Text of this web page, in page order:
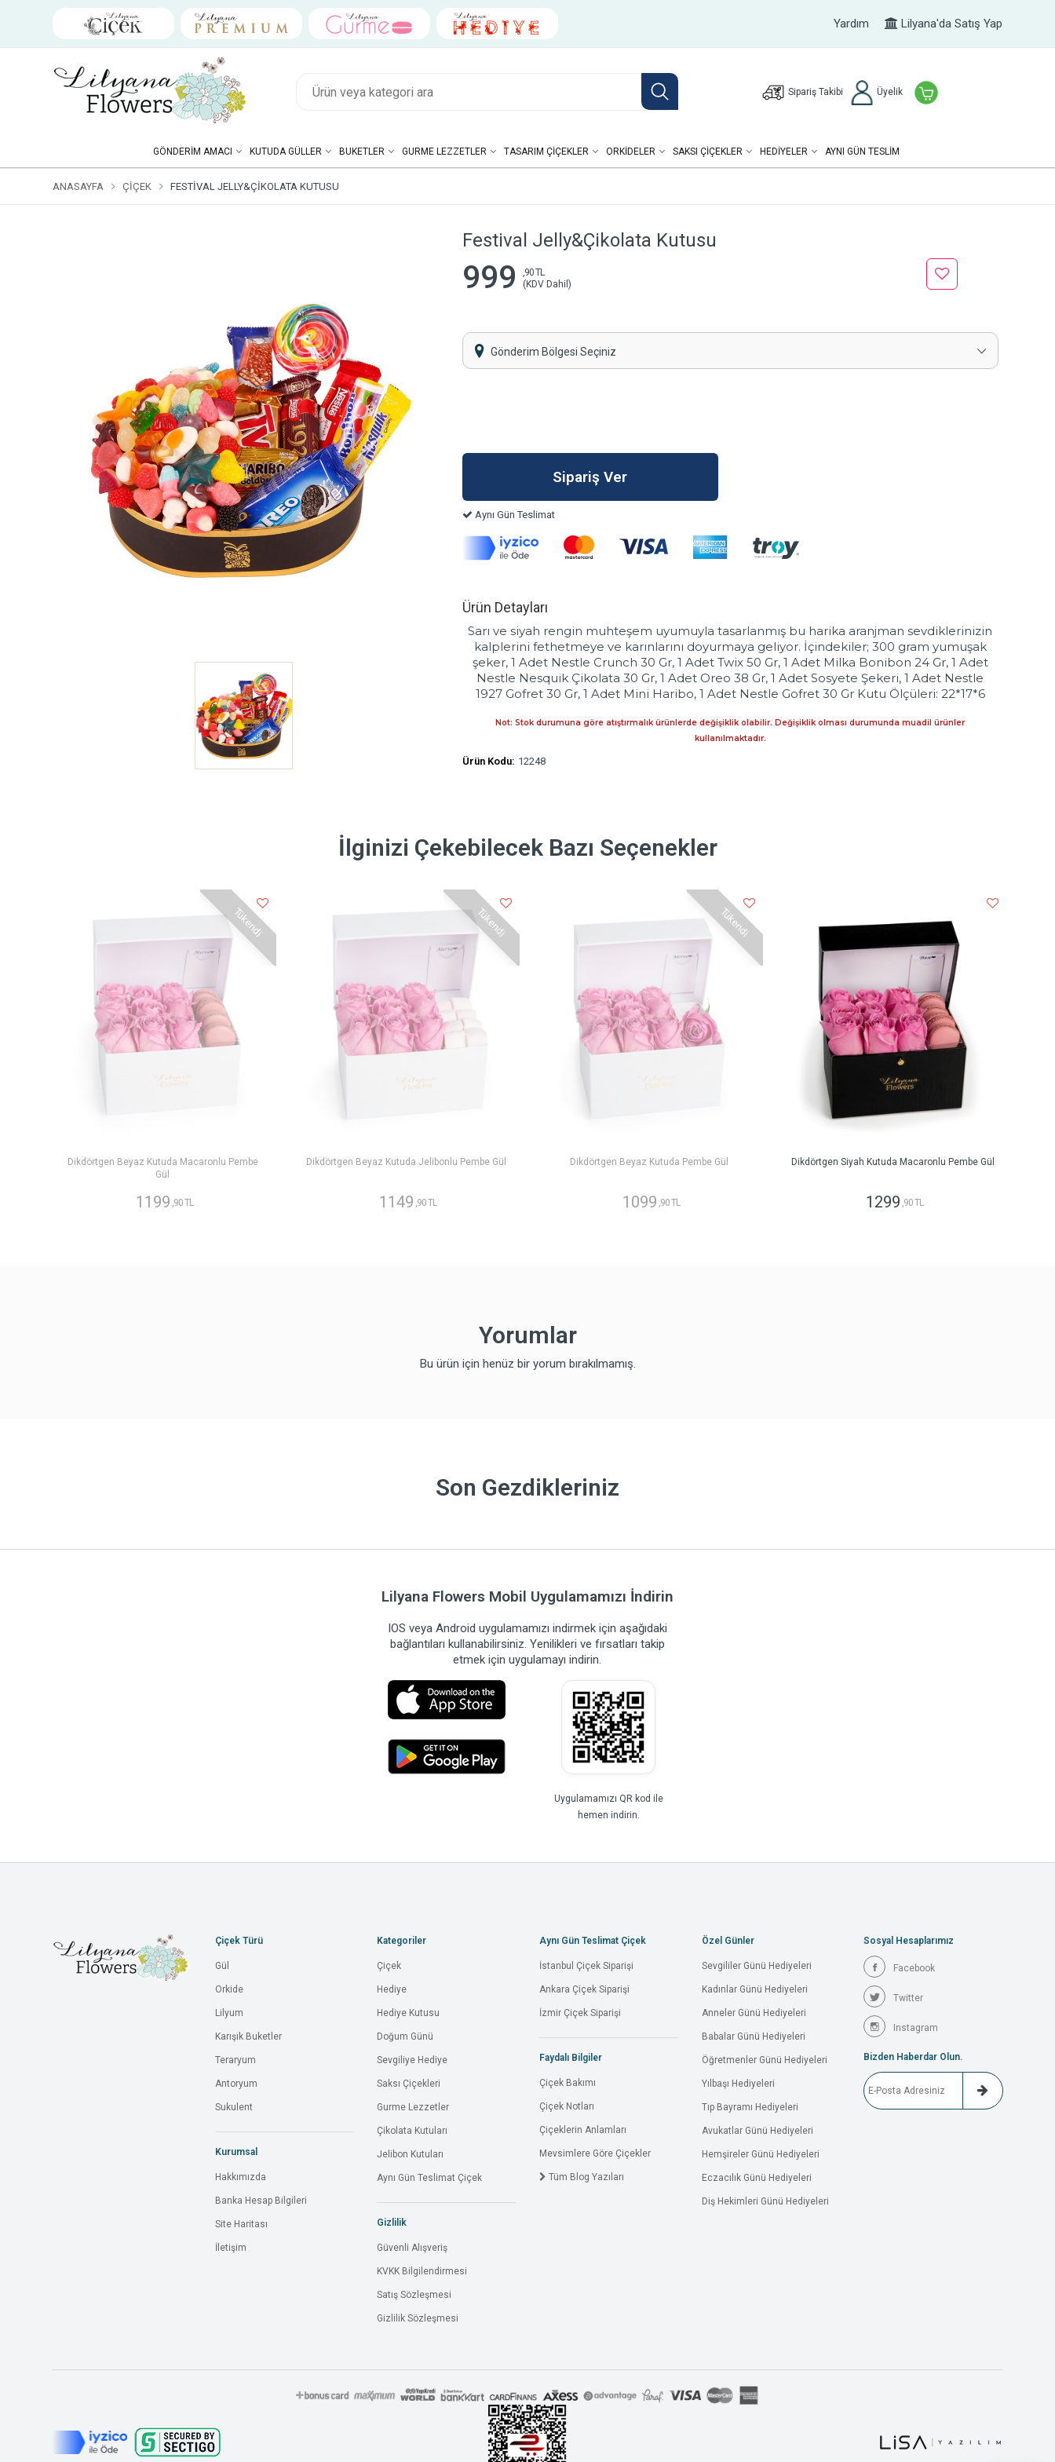
Yardım Lilyana'da Satış Yap
Sipariş Takibi Üyelik
GÖNDERIM AMACI KUTUDA GÜLLER BUKETLER GURME LEZZETLER TASARIM ÇIÇEKLER ORKIDELER SAKSI ÇIÇEKLER HEDIYELER AYNI GÜN TESLİM
ANASAYFA ÇIÇEK FESTIVAL JELLY&ÇIKOLATA KUTUSU
Festival Jelly&Çikolata Kutusu
999
,90 TL
(KDV Dahil)
Gönderim Bölgesi Seçiniz
Aynı Gün Teslimat
Ürün Detayları
Sarı ve siyah rengin muhteşem uyumuyla tasarlanmış bu harika aranjman sevdiklerinizin
kalplerini fethetmeye ve karınlarını doyurmaya geliyor. İçindekiler; 300 gram yumuşak
şeker, 1 Adet Nestle Crunch 30 Gr, 1 Adet Twix 50 Gr, 1 Adet Milka Bonibon 24 Gr, 1 Adet
Nestle Nesquik Çikolata 30 Gr, 1 Adet Oreo 38 Gr, 1 Adet Sosyete Şekeri, 1 Adet Nestle
1927 Gofret 30 Gr, 1 Adet Mini Haribo, 1 Adet Nestle Gofret 30 Gr Kutu Ölçüleri: 22*17*6
Not: Stok durumuna göre atıştırmalık ürünlerde değişiklik olabilir. Değişiklik olması durumunda muadil ürünler
kullanılmaktadır.
Ürün Kodu: 12248
İlginizi Çekebilecek Bazı Seçenekler
Tükendi
Dikdörtgen Beyaz Kutuda Macaronlu Pembe
Gül
1199 ,90 TL
Tükendi
Dikdörtgen Beyaz Kutuda Jelibonlu Pembe Gül
1149 ,90 TL
Tükendi
Dikdörtgen Beyaz Kutuda Pembe Gül
1099 ,90 TL
Dikdörtgen Siyah Kutuda Macaronlu Pembe Gül
1299 ,90 TL
Yorumlar
Bu ürün için henüz bir yorum bırakılmamış.
Son Gezdikleriniz
Lilyana Flowers Mobil Uygulamamızı İndirin
IOS veya Android uygulamamızı indirmek için aşağıdaki
bağlantıları kullanabilirsiniz. Yenilikleri ve fırsatları takip
etmek için uygulamayı indirin.
Uygulamamızı QR kod ile
hemen indirin.
Çiçek Türü
Gül
Orkide
Lilyum
Karışık Buketler
Teraryum
Antoryum
Sukulent
Kurumsal
Hakkımızda
Banka Hesap Bilgileri
Site Haritası
İletişim
Kategoriler
Çiçek
Hediye
Hediye Kutusu
Doğum Günü
Sevgiliye Hediye
Saksı Çiçekleri
Gurme Lezzetler
Çikolata Kutuları
Jelibon Kutuları
Aynı Gün Teslimat Çiçek
Gizlilik
Güvenli Alışveriş
KVKK Bilgilendirmesi
Satış Sözleşmesi
Gizlilik Sözleşmesi
Aynı Gün Teslimat Çiçek
İstanbul Çiçek Siparişi
Ankara Çiçek Siparişi
İzmir Çiçek Siparişi
Faydalı Bilgiler
Çiçek Bakımı
Çiçek Notları
Çiçeklerin Anlamları
Mevsimlere Göre Çiçekler
Tüm Blog Yazıları
Özel Günler
Sevgililer Günü Hediyeleri
Kadınlar Günü Hediyeleri
Anneler Günü Hediyeleri
Babalar Günü Hediyeleri
Öğretmenler Günü Hediyeleri
Yılbaşı Hediyeleri
Tıp Bayramı Hediyeleri
Avukatlar Günü Hediyeleri
Hemşireler Günü Hediyeleri
Eczacılık Günü Hediyeleri
Diş Hekimleri Günü Hediyeleri
Sosyal Hesaplarımız
Facebook
Twitter
Instagram
Bizden Haberdar Olun.